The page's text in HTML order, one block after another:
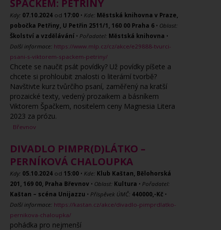
ŠPAČKEM: PETŘINY
Kdy: 07.10.2024 od 17:00 • Kde: Městská knihovna v Praze,
pobočka Petřiny, U Petřin 2511/1, 160 00 Praha 6 • Oblast:
Školství a vzdělávání • Pořadatel: Městská knihovna •
Další informace: https://www.mlp.cz/cz/akce/e29888-tvurci-
psani-s-viktorem-spackem-petriny/
Chcete se naučit psát povídky? Už povídky píšete a
chcete si prohloubit znalosti o literární tvorbě?
Navštivte kurz tvůrčího psaní, zaměřený na kratší
prozaické texty, vedený prozaikem a básníkem
Viktorem Špačkem, nositelem ceny Magnesia Litera
2023 za prózu.
Břevnov
DIVADLO PIMPR(D)LÁTKO –
PERNÍKOVÁ CHALOUPKA
Kdy: 05.10.2024 od 15:00 • Kde: Klub Kaštan, Bělohorská
201, 169 00, Praha Břevnov • Oblast: Kultura • Pořadatel:
Kaštan – scéna Unijazzu • Příspěvek ÚMČ: 440000,-Kč •
Další informace: https://kastan.cz/akce/divadlo-pimprdlatko-
pernikova-chaloupka/
pohádka pro nejmenší